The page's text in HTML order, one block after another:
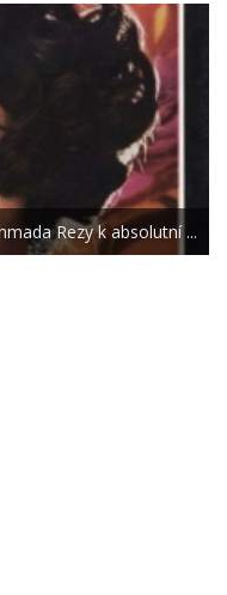
Rezy k absolutní ...